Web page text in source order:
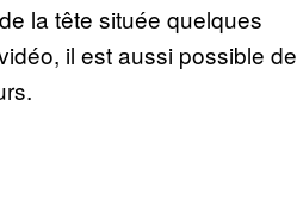
la tête située quelques
il est aussi possible de